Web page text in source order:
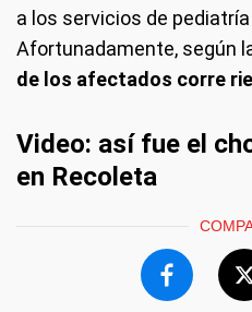
a los servicios de
Afortunadamente, según
de los afectados corre
Video: así fue el
en Recoleta